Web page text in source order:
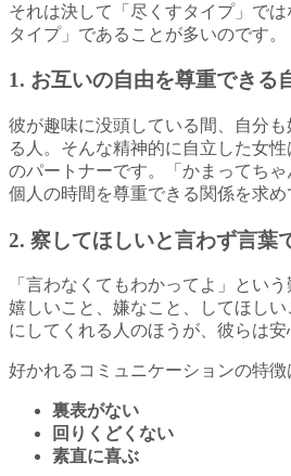
それは決して「尽くすタイプ」で
タイプ」であることが多いのです。
1. お互いの自由を尊重できる
彼が趣味に没頭している間、自分
る人。そんな精神的に自立した女
のパートナーです。「かまってち
個人の時間を尊重できる関係を求め
2. 察してほしいと言わず言葉
「言わなくてもわかってよ」とい
嬉しいこと、嫌なこと、してほし
にしてくれる人のほうが、彼らは安
好かれるコミュニケーションの特徴
裏表がない
回りくどくない
素直に喜ぶ